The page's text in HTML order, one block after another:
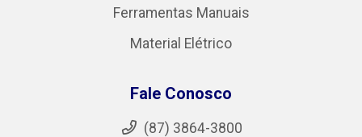
Ferramentas Manuais
Material Elétrico
Fale Conosco
(87) 3864-3800